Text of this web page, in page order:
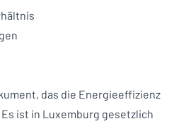
das die Energieeffizienz
ist in Luxemburg gesetzlich